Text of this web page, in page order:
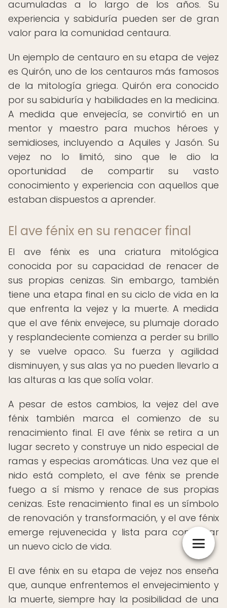
acumuladas a lo largo de los años. Su
experiencia y sabiduría pueden ser de gran
valor para la comunidad centaura.
Un ejemplo de centauro en su etapa de vejez
es Quirón, uno de los centauros más famosos
de la mitología griega. Quirón era conocido
por su sabiduría y habilidades en la medicina.
A medida que envejecía, se convirtió en un
mentor y maestro para muchos héroes y
semidioses, incluyendo a Aquiles y Jasón. Su
vejez no lo limitó, sino que le dio la
oportunidad de compartir su vasto
conocimiento y experiencia con aquellos que
estaban dispuestos a aprender.
El ave fénix en su renacer final
El ave fénix es una criatura mitológica
conocida por su capacidad de renacer de
sus propias cenizas. Sin embargo, también
tiene una etapa final en su ciclo de vida en la
que enfrenta la vejez y la muerte. A medida
que el ave fénix envejece, su plumaje dorado
y resplandeciente comienza a perder su brillo
y se vuelve opaco. Su fuerza y agilidad
disminuyen, y sus alas ya no pueden llevarlo a
las alturas a las que solía volar.
A pesar de estos cambios, la vejez del ave
fénix también marca el comienzo de su
renacimiento final. El ave fénix se retira a un
lugar secreto y construye un nido especial de
ramas y especias aromáticas. Una vez que el
nido está completo, el ave fénix se prende
fuego a sí mismo y renace de sus propias
cenizas. Este renacimiento final es un símbolo
de renovación y transformación, y el ave fénix
emerge rejuvenecida y lista para comenzar
un nuevo ciclo de vida.
El ave fénix en su etapa de vejez nos enseña
que, aunque enfrentemos el envejecimiento y
la muerte, siempre hay la posibilidad de una